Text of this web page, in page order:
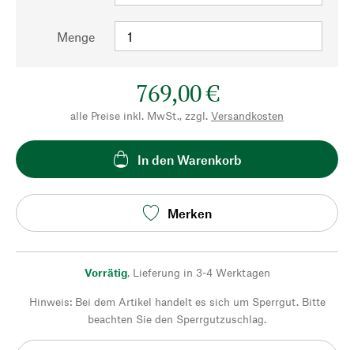
Menge
769,00 €
alle Preise inkl. MwSt., zzgl. Versandkosten
In den Warenkorb
Merken
Vorrätig, Lieferung in 3-4 Werktagen
Hinweis: Bei dem Artikel handelt es sich um Sperrgut. Bitte
beachten Sie den Sperrgutzuschlag.